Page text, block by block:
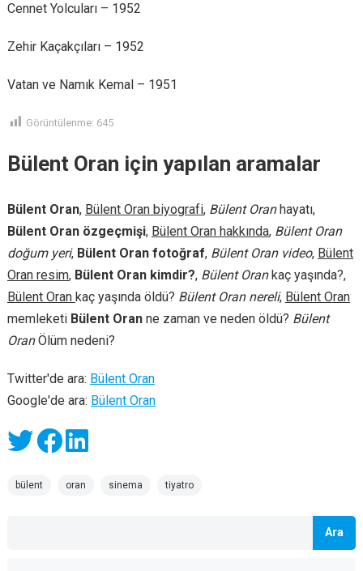
Cennet Yolcuları – 1952
Zehir Kaçakçıları – 1952
Vatan ve Namık Kemal – 1951
Görüntülenme: 645
Bülent Oran için yapılan aramalar
Bülent Oran, Bülent Oran biyografi, Bülent Oranhayatı,
Bülent Oran özgeçmişi, Bülent Oran hakkında, Bülent Oran
doğum yeri, Bülent Oran fotoğraf, Bülent Oran video, Bülent
Oran resim, Bülent Oran kimdir?, Bülent Orankaç yaşında?,
Bülent Oran kaç yaşında öldü? Bülent Oran nereli, Bülent Oran
memleketi Bülent Oranne zaman ve neden öldü? Bülent
OranÖlüm nedeni?
Twitter'de ara: Bülent Oran
Google'de ara: Bülent Oran
bülent oran sinema tiyatro
Ara